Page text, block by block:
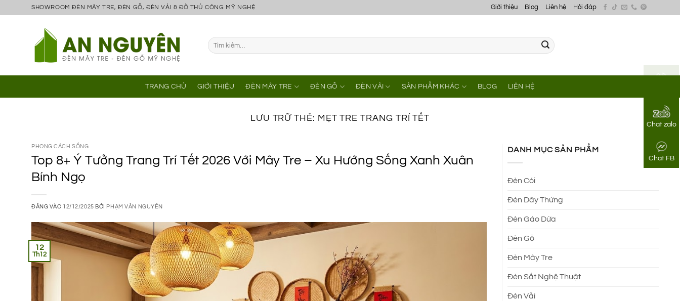
Chat zalo
Chat FB
SHOWROOM ĐÈN MÂY TRE, ĐÈN GỖ, ĐÈN VẢI & ĐỒ THỦ CÔNG MỸ NGHỆ Giới thiệu Blog Liên hệ Hỏi đáp
Tìm
kiếm:
TRANG CHỦ GIỚI THIỆU ĐÈN MÂY TRE ĐÈN GỖ ĐÈN VẢI SẢN PHẨM KHÁC BLOG LIÊN HỆ
LƯU TRỮ THẺ: MẸT TRE TRANG TRÍ TẾT
PHONG CÁCH SỐNG
Top 8+ Ý Tưởng Trang Trí Tết 2026 Với Mây Tre – Xu Hướng Sống Xanh Xuân
Bính Ngọ
ĐĂNG VÀO 12/12/2025 BỞI PHẠM VĂN NGUYÊN
12
Th12
DANH MỤC SẢN PHẨM
Đèn Cói
Đèn Dây Thừng
Đèn Gáo Dừa
Đèn Gỗ
Đèn Mây Tre
Đèn Sắt Nghệ Thuật
Đèn Vải